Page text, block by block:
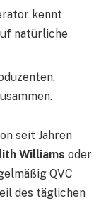
kennt
natürliche
seit Jahren
Williams oder
QVC
des täglichen